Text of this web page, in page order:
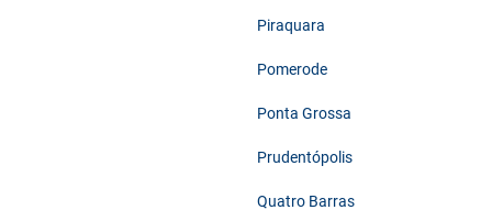
Piraquara
Pomerode
Ponta Grossa
Prudentópolis
Quatro Barras